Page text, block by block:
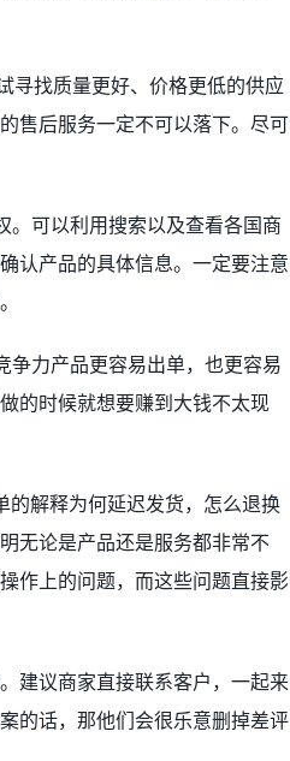
寻找质量更好、价格更低的供应
售后服务一定不可以落下。尽可
。可以利用搜索以及查看各国商
认产品的具体信息。一定要注意
争力产品更容易出单，也更容易
的时候就想要赚到大钱不太现
解释为何延迟发货，怎么退换
无论是产品还是服务都非常不
作上的问题，而这些问题直接影
建议商家直接联系客户，一起来
的话，那他们会很乐意删掉差评